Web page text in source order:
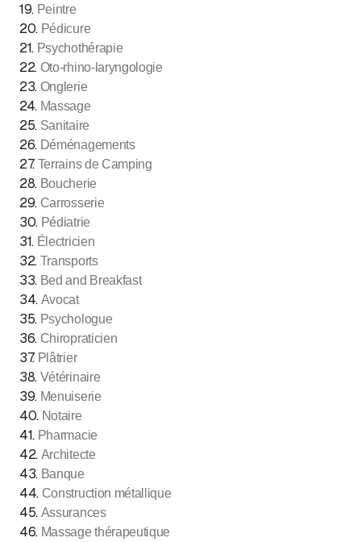
19. Peintre
20. Pédicure
21. Psychothérapie
22. Oto-rhino-laryngologie
23. Onglerie
24. Massage
25. Sanitaire
26. Déménagements
27. Terrains de Camping
28. Boucherie
29. Carrosserie
30. Pédiatrie
31. Électricien
32. Transports
33. Bed and Breakfast
34. Avocat
35. Psychologue
36. Chiropraticien
37. Plâtrier
38. Vétérinaire
39. Menuiserie
40. Notaire
41. Pharmacie
42. Architecte
43. Banque
44. Construction métallique
45. Assurances
46. Massage thérapeutique